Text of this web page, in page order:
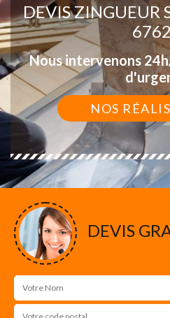
DEVIS ZINGUEUR
Nous intervenons
NOS
DEVIS